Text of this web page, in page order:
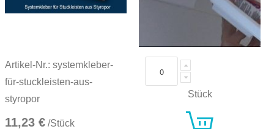
Artikel-Nr.: systemkleber-
für-stuckleisten-aus-
styropor
11,23 € /Stück
Stück